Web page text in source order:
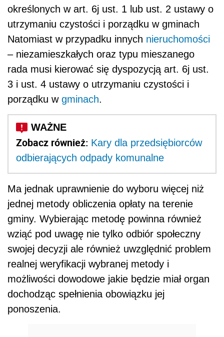
określonych w art. 6j ust. 1 lub ust. 2 ustawy o
utrzymaniu czystości i porządku w gminach
Natomiast w przypadku innych nieruchomości
– niezamieszkałych oraz typu mieszanego
rada musi kierować się dyspozycją art. 6j ust.
3 i ust. 4 ustawy o utrzymaniu czystości i
porządku w gminach.
Zobacz również: Kary dla przedsiębiorców
odbierających odpady komunalne
Ma jednak uprawnienie do wyboru więcej niż
jednej metody obliczenia opłaty na terenie
gminy. Wybierając metodę powinna również
wziąć pod uwagę nie tylko odbiór społeczny
swojej decyzji ale również uwzględnić problem
realnej weryfikacji wybranej metody i
możliwości dowodowe jakie będzie miał organ
dochodząc spełnienia obowiązku jej
ponoszenia.